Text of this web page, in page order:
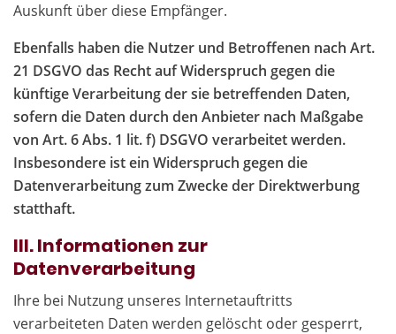
Auskunft über diese Empfänger.
Ebenfalls haben die Nutzer und Betroffenen nach Art.
21 DSGVO das Recht auf Widerspruch gegen die
künftige Verarbeitung der sie betreffenden Daten,
sofern die Daten durch den Anbieter nach Maßgabe
von Art. 6 Abs. 1 lit. f) DSGVO verarbeitet werden.
Insbesondere ist ein Widerspruch gegen die
Datenverarbeitung zum Zwecke der Direktwerbung
statthaft.
III. Informationen zur
Datenverarbeitung
Ihre bei Nutzung unseres Internetauftritts
verarbeiteten Daten werden gelöscht oder gesperrt,